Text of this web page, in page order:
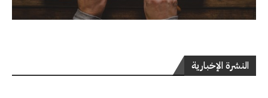
النشرة الإخبارية